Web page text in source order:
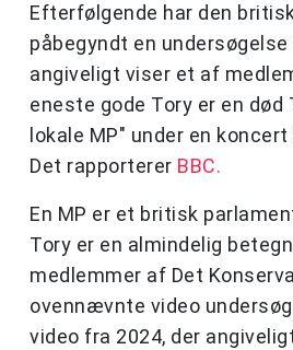
Efterfølgende har den
påbegyndt en undersøgelse
angiveligt viser et af
eneste gode Tory er en død
lokale MP" under en
Det rapporterer BBC.
En MP er et britisk
Tory er en almindelig
medlemmer af Det
ovennævnte video
video fra 2024, der